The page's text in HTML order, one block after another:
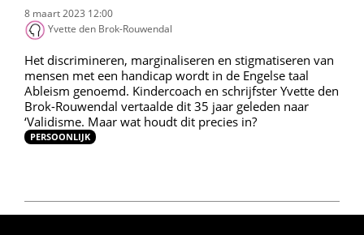
8 maart 2023 12:00
Yvette den Brok-Rouwendal
Het discrimineren, marginaliseren en stigmatiseren van
mensen met een handicap wordt in de Engelse taal
Ableism genoemd. Kindercoach en schrijfster Yvette den
Brok-Rouwendal vertaalde dit 35 jaar geleden naar
‘Validisme. Maar wat houdt dit precies in?
PERSOONLIJK